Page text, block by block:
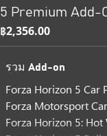
5 Premium Add-
฿2,356.00
รวม Add-on
Forza Horizon 5 Car
Forza Motorsport
Forza Horizon 5: Hot